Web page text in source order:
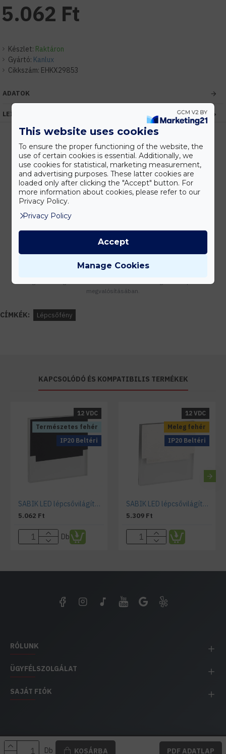
Készlet: Raktáron
Gyártó: Kanlux
Cikkszám: EHKX29853
5.062 Ft
Db KOSÁRBA PDF ADATLAP
ADATOK
LEÍRÁS
Kedvezmények
Vásárolj nagyobb mennyiségben és megadjuk a legjobb gyártói árakat.
Tanácsadás
megvalósításában.
CÍMKÉK: Lépcsőfény
KAPCSOLÓDÓ ÉS KOMPATIBILIS TERMÉKEK
Természetes fehér
IP20 Beltéri
12 VDC
SABIK LED lépcsővilágító természetes fehér, 12VDC
5.062 Ft
Db
Meleg fehér
IP20 Beltéri
12 VDC
SABIK LED lépcsővilágító meleg fehér, 12VDC, rozsdamentes acél
5.309 Ft
RÓLUNK
ÜGYFÉLSZOLGÁLAT
SAJÁT FIÓK
EH IMPEX / Copyright © 1991-2025 Energia Háza
This website uses cookies
To ensure the proper functioning of the website, the
use of certain cookies is essential. Additionally, we
use cookies for statistical, marketing measurement,
and advertising purposes. These latter cookies are
loaded only after clicking the "Accept" button. For
more information about cookies, please refer to our
Privacy Policy.
Privacy Policy
Manage Cookies
Accept